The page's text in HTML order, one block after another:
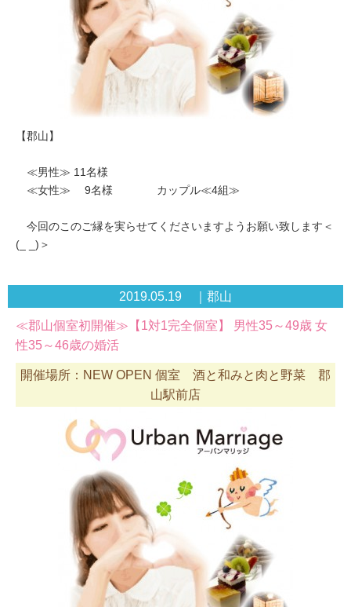
【郡山】
≪男性≫ 11名様
≪女性≫ 9名様 カップル≪4組≫
今回のこのご縁を実らせてくださいますようお願い致します＜
(_ _)＞
2019.05.19 ｜郡山
≪郡山個室初開催≫【1対1完全個室】 男性35～49歳 女
性35～46歳の婚活
開催場所：NEW OPEN 個室 酒と和みと肉と野菜 郡
山駅前店